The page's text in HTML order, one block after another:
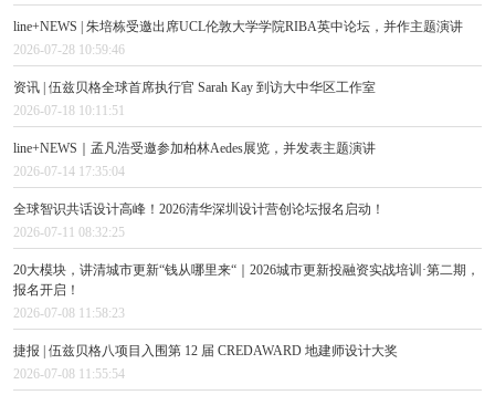
line+NEWS | 朱培栋受邀出席UCL伦敦大学学院RIBA英中论坛，并作主题演讲
2026-07-28 10:59:46
资讯 | 伍兹贝格全球首席执行官 Sarah Kay 到访大中华区工作室
2026-07-18 10:11:51
line+NEWS｜孟凡浩受邀参加柏林Aedes展览，并发表主题演讲
2026-07-14 17:35:04
全球智识共话设计高峰！2026清华深圳设计营创论坛报名启动！
2026-07-11 08:32:25
20大模块，讲清城市更新“钱从哪里来“｜2026城市更新投融资实战培训·第二期，
报名开启！
2026-07-08 11:58:23
捷报 | 伍兹贝格八项目入围第 12 届 CREDAWARD 地建师设计大奖
2026-07-08 11:55:54